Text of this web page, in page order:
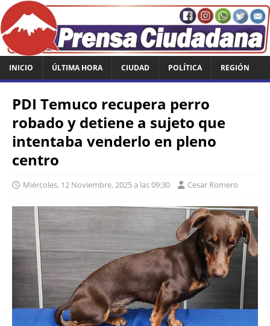
INICIO ÚLTIMA HORA CIUDAD POLÍTICA REGIÓN
PDI Temuco recupera perro
robado y detiene a sujeto que
intentaba venderlo en pleno
centro
Miércoles, 12 Noviembre, 2025 a las 09:30 Cesar Romero